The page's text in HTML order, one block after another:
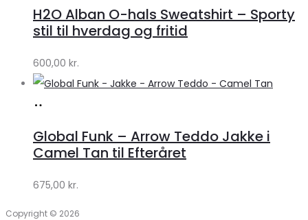
Lykke
Lykke
H2O Alban O-hals Sweatshirt – Sporty
stil til hverdag og fritid
600,00 kr.
Lykke
Lykke
Global Funk – Arrow Teddo Jakke i
Camel Tan til Efteråret
675,00 kr.
Copyright © 2026